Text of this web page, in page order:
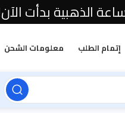
إتمام الطلب معلومات الشحن
الذهبية بدأت